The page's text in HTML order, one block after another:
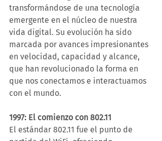
transformándose de una tecnología
emergente en el núcleo de nuestra
vida digital. Su evolución ha sido
marcada por avances impresionantes
en velocidad, capacidad y alcance,
que han revolucionado la forma en
que nos conectamos e interactuamos
con el mundo.
1997: El comienzo con 802.11
El estándar 802.11 fue el punto de